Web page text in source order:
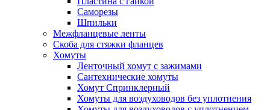
Саморезы
Шпильки
Межфланцевые ленты
Скоба для стяжки фланцев
Хомуты
Ленточный хомут с зажимами
Сантехнические хомуты
Хомут Спринклерный
Хомуты для воздуховодов без уплотнения